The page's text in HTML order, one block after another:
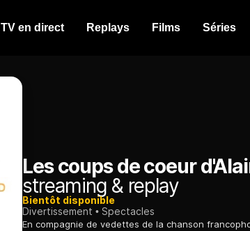
TV en direct Replays Films Séries
Les coups de coeur
streaming & replay
Bientôt disponible
Divertissement
Spectacles
En compagnie de vedettes de la chanson